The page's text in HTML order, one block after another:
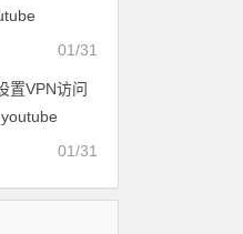
01/31
置VPN访问
01/31